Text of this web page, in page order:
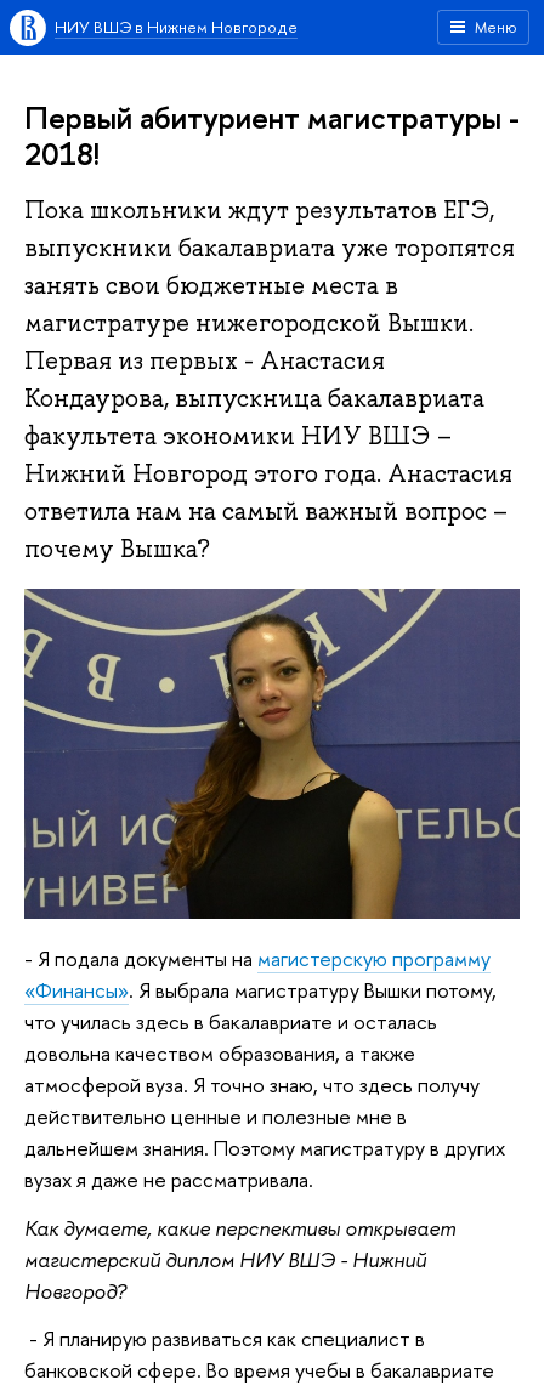
Меню
НИУ ВШЭ в Нижнем Новгороде
Первый абитуриент магистратуры -
2018!
Пока школьники ждут результатов ЕГЭ,
выпускники бакалавриата уже торопятся
занять свои бюджетные места в
магистратуре нижегородской Вышки.
Первая из первых - Анастасия
Кондаурова, выпускница бакалавриата
факультета экономики НИУ ВШЭ –
Нижний Новгород этого года. Анастасия
ответила нам на самый важный вопрос –
почему Вышка?
- Я подала документы на магистерскую программу
«Финансы». Я выбрала магистратуру Вышки потому,
что училась здесь в бакалавриате и осталась
довольна качеством образования, а также
атмосферой вуза. Я точно знаю, что здесь получу
действительно ценные и полезные мне в
дальнейшем знания. Поэтому магистратуру в других
вузах я даже не рассматривала.
Как думаете, какие перспективы открывает
магистерский диплом НИУ ВШЭ - Нижний
Новгород?
- Я планирую развиваться как специалист в
банковской сфере. Во время учебы в бакалавриате